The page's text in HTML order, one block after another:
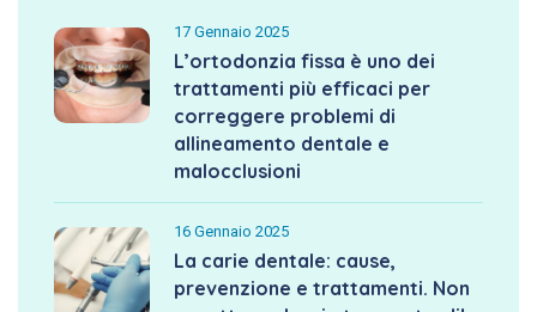
17 Gennaio 2025
L’ortodonzia fissa è uno dei
trattamenti più efficaci per
correggere problemi di
allineamento dentale e
malocclusioni
16 Gennaio 2025
La carie dentale: cause,
prevenzione e trattamenti. Non